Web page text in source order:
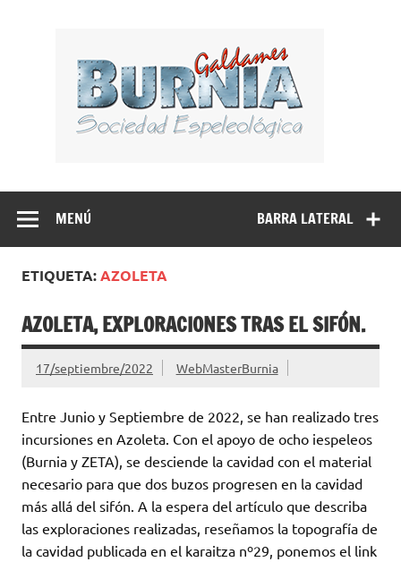
Espeleología Caving Encartaciones Bizkaia Galdames
Turtziotz -Trucios Karrantza – Carranza. Cueva, sima,
Leize, Kobazulo, CaveBARRA LATERAL
MENÚ
ETIQUETA:AZOLETA
AZOLETA, EXPLORACIONES TRAS EL SIFÓN.
17/septiembre/2022 WebMasterBurnia
Entre Junio y Septiembre de 2022, se han realizado tres
incursiones en Azoleta. Con el apoyo de ocho iespeleos
(Burnia y ZETA), se desciende la cavidad con el material
necesario para que dos buzos progresen en la cavidad
más allá del sifón. A la espera del artículo que describa
las exploraciones realizadas, reseñamos la topografía de
la cavidad publicada en el karaitza nº29, ponemos el link